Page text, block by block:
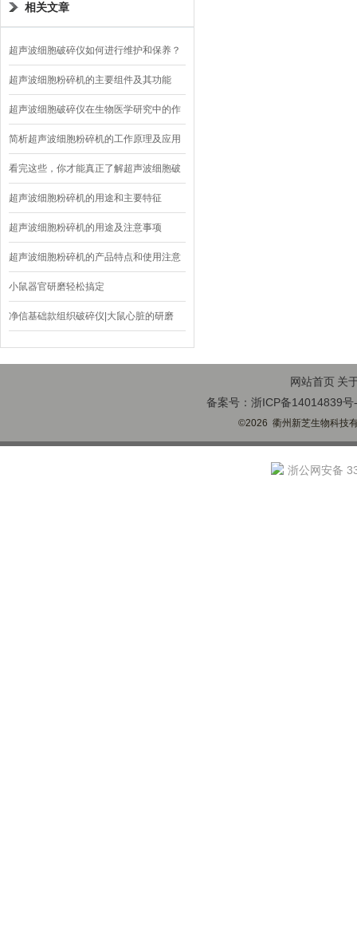
相关文章
超声波细胞破碎仪如何进行维护和保养？
超声波细胞粉碎机的主要组件及其功能
超声波细胞破碎仪在生物医学研究中的作
用
简析超声波细胞粉碎机的工作原理及应用
看完这些，你才能真正了解超声波细胞破
碎仪！
超声波细胞粉碎机的用途和主要特征
超声波细胞粉碎机的用途及注意事项
超声波细胞粉碎机的产品特点和使用注意
事项
小鼠器官研磨轻松搞定
净信基础款组织破碎仪|大鼠心脏的研磨
网站首页 关
备案号：浙ICP备14014839号
©2026 衢州新芝生物科技
浙公网安备